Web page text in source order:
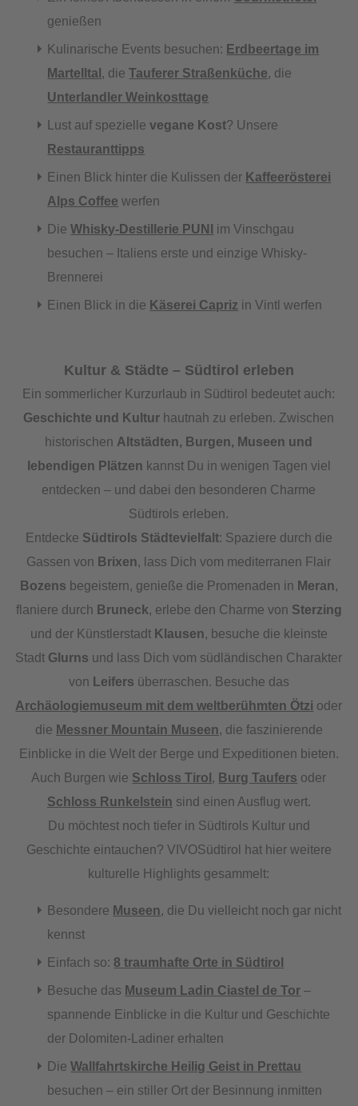
genießen
Kulinarische Events besuchen: Erdbeertage im
Martelltal , dieTauferer Straßenküche, die
Unterlandler Weinkosttage
Lust auf speziellevegane Kost? Unsere
Restauranttipps
Einen Blick hinter die Kulissen der Kaffeerösterei
Alps Coffee werfen
DieWhisky-Destillerie PUNI
im Vinschgau
besuchen – Italiens erste und einzige Whisky-
Brennerei
Einen Blick in die Käserei Capriz in Vintl werfen
Kultur & Städte – Südtirol erleben
Ein sommerlicher Kurzurlaub in Südtirol bedeutet auch:
Geschichte und Kultur hautnah zu erleben. Zwischen
historischen Altstädten, Burgen, Museen und
lebendigen Plätzen kannst Du in wenigen Tagen viel
entdecken – und dabei den besonderen Charme
Südtirols erleben.
Entdecke Südtirols Städtevielfalt: Spaziere durch die
Gassen von Brixen, lass Dich vom mediterranen Flair
Bozens begeistern, genieße die Promenaden in Meran,
flaniere durch Bruneck, erlebe den Charme von Sterzing
und der Künstlerstadt Klausen, besuche die kleinste
Stadt Glurns und lass Dich vom südländischen Charakter
von Leifers überraschen. Besuche das
Archäologiemuseum mit dem weltberühmten Ötzi oder
die Messner Mountain Museen, die faszinierende
Einblicke in die Welt der Berge und Expeditionen bieten.
Auch Burgen wie Schloss Tirol , Burg Taufers oder
Schloss Runkelstein sind einen Ausflug wert.
Du möchtest noch tiefer in Südtirols Kultur und
Geschichte eintauchen? VIVOSüdtirol hat hier weitere
kulturelle Highlights gesammelt:
Besondere Museen, die Du vielleicht noch gar nicht
kennst
Einfach so: 8 traumhafte Orte in Südtirol
Besuche das Museum Ladin Ciastel de Tor –
spannende Einblicke in die Kultur und Geschichte
der Dolomiten-Ladiner erhalten
DieWallfahrtskirche Heilig Geist in Prettau
besuchen – ein stiller Ort der Besinnung inmitten